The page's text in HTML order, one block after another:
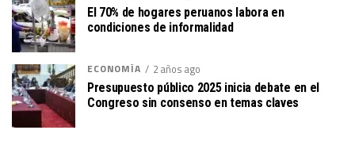
El 70% de hogares peruanos labora en
condiciones de informalidad
ECONOMÍA 2 años ago
Presupuesto público 2025 inicia debate en el
Congreso sin consenso en temas claves